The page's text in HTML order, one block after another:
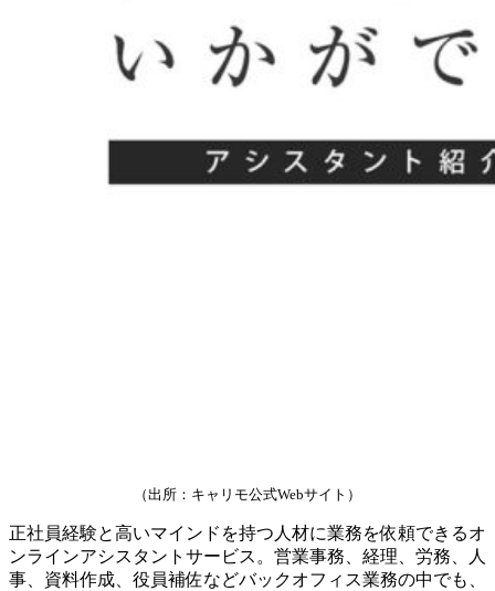
（出所：キャリモ公式Webサイト）
正社員経験と高いマインドを持つ人材に業務を依頼できるオ
ンラインアシスタントサービス。営業事務、経理、労務、人
事、資料作成、役員補佐などバックオフィス業務の中でも、